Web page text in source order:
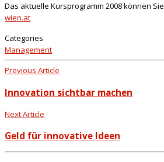
Das aktuelle Kursprogramm 2008 können Sie
wien.at
Categories
Management
Previous Article
Innovation sichtbar machen
Next Article
Geld für innovative Ideen